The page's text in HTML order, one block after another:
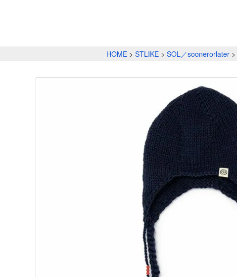
HOME STLIKE SOL／soonerorlater